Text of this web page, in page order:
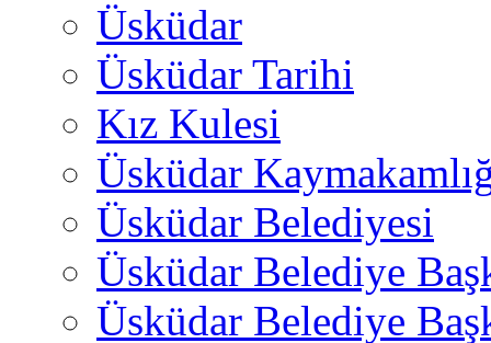
Üsküdar
Üsküdar Tarihi
Kız Kulesi
Üsküdar
Üsküdar Belediyesi
Üsküdar Belediye
Üsküdar Belediye